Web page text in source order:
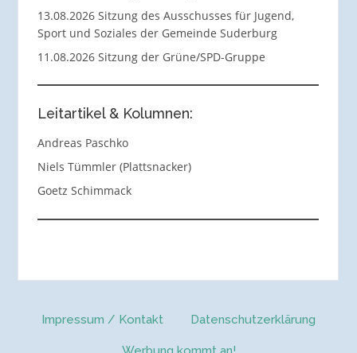
13.08.2026 Sitzung des Ausschusses für Jugend,
Sport und Soziales der Gemeinde Suderburg
11.08.2026 Sitzung der Grüne/SPD-Gruppe
Leitartikel & Kolumnen:
Andreas Paschko
Niels Tümmler (Plattsnacker)
Goetz Schimmack
Impressum / Kontakt Datenschutzerklärung